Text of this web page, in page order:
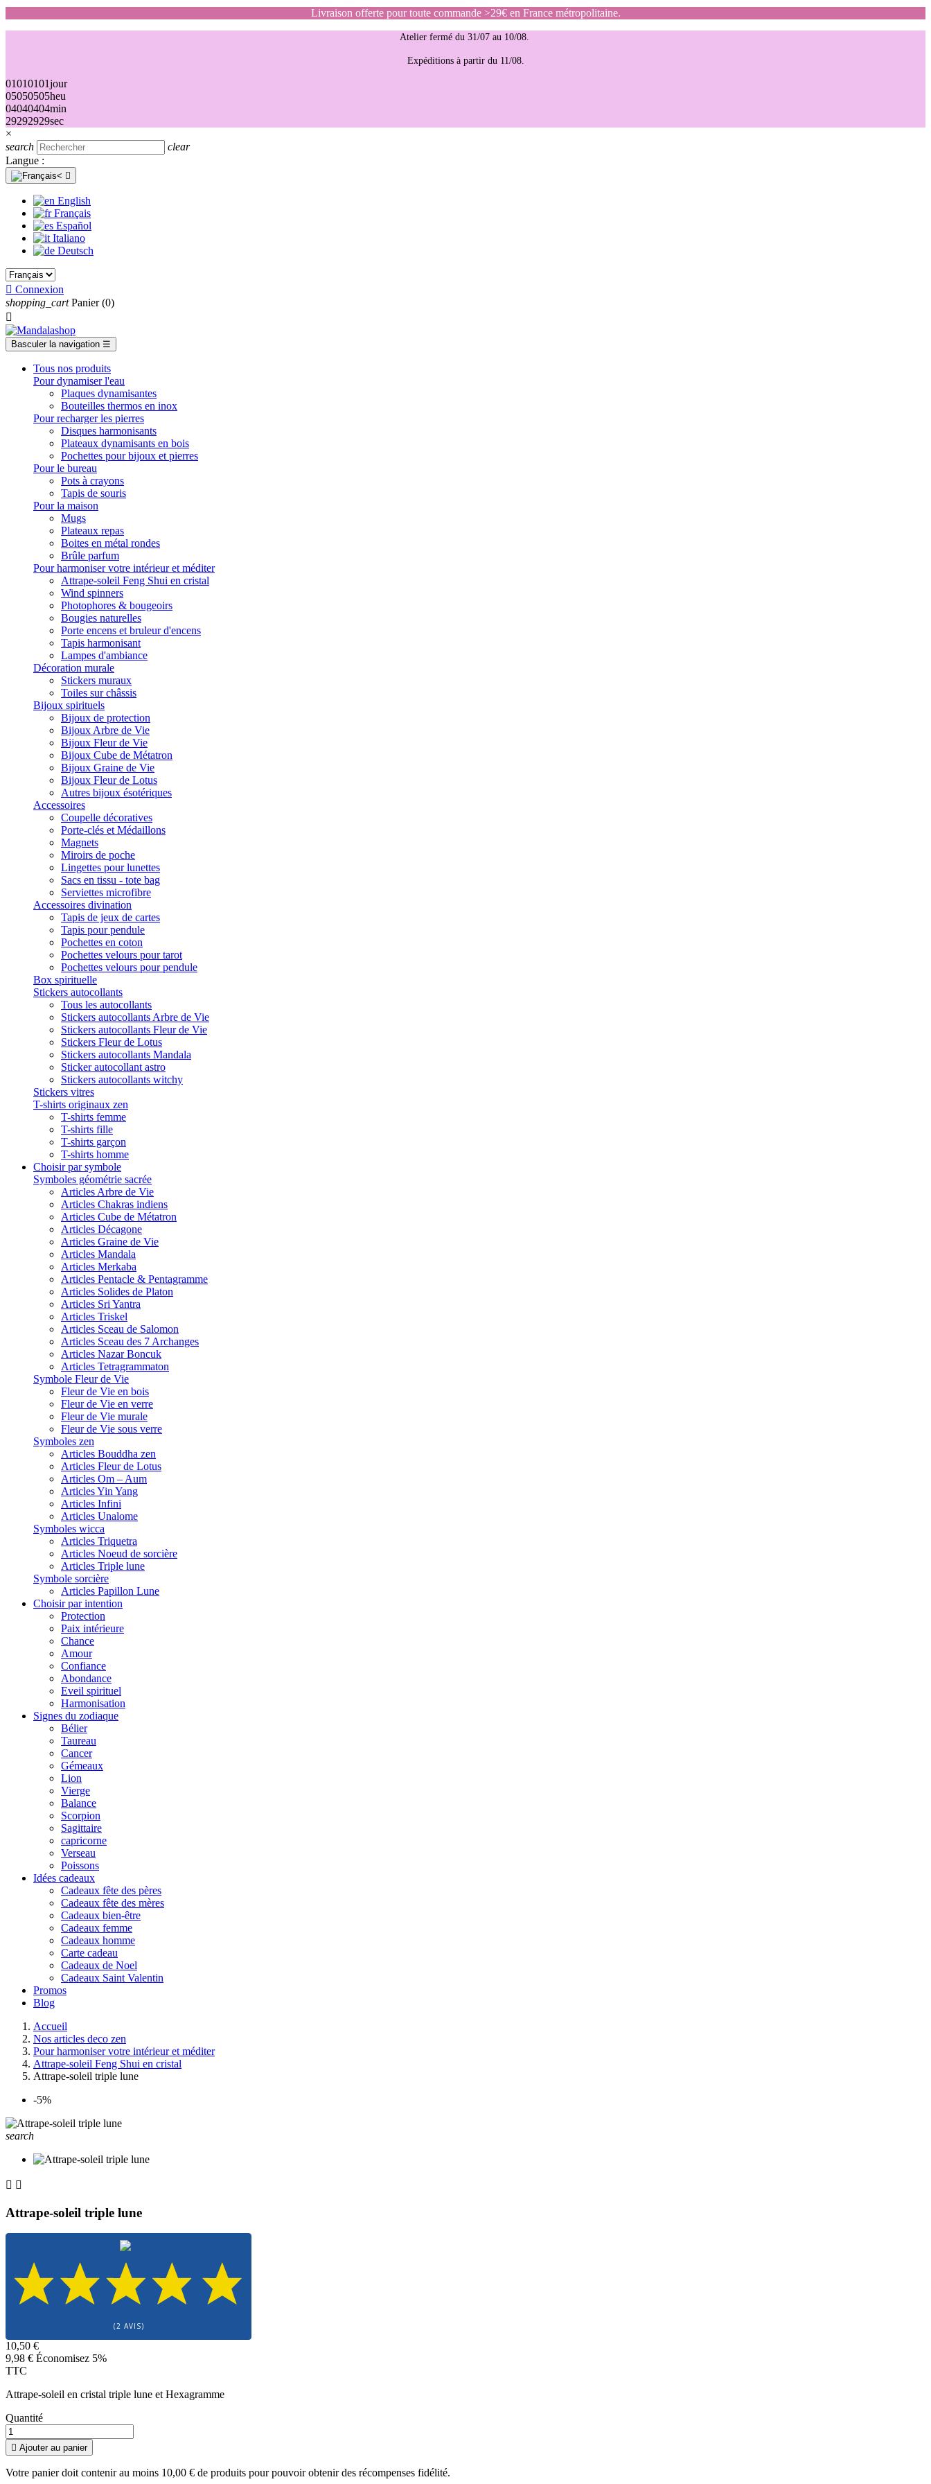
Livraison offerte pour toute commande >29€ en France métropolitaine.
Atelier fermé du 31/07 au 10/08.
Expéditions à partir du 11/08.
01010101jour
05050505heu
04040404min
29292929sec
×
search
clear
Langue :

English
Français
Español
Italiano
Deutsch
 Connexion
shopping_cart Panier (0)

Basculer la navigation ☰
Tous nos produits
Pour dynamiser l'eau
Plaques dynamisantes
Bouteilles thermos en inox
Pour recharger les pierres
Disques harmonisants
Plateaux dynamisants en bois
Pochettes pour bijoux et pierres
Pour le bureau
Pots à crayons
Tapis de souris
Pour la maison
Mugs
Plateaux repas
Boites en métal rondes
Brûle parfum
Pour harmoniser votre intérieur et méditer
Attrape-soleil Feng Shui en cristal
Wind spinners
Photophores & bougeoirs
Bougies naturelles
Porte encens et bruleur d'encens
Tapis harmonisant
Lampes d'ambiance
Décoration murale
Stickers muraux
Toiles sur châssis
Bijoux spirituels
Bijoux de protection
Bijoux Arbre de Vie
Bijoux Fleur de Vie
Bijoux Cube de Métatron
Bijoux Graine de Vie
Bijoux Fleur de Lotus
Autres bijoux ésotériques
Accessoires
Coupelle décoratives
Porte-clés et Médaillons
Magnets
Miroirs de poche
Lingettes pour lunettes
Sacs en tissu - tote bag
Serviettes microfibre
Accessoires divination
Tapis de jeux de cartes
Tapis pour pendule
Pochettes en coton
Pochettes velours pour tarot
Pochettes velours pour pendule
Box spirituelle
Stickers autocollants
Tous les autocollants
Stickers autocollants Arbre de Vie
Stickers autocollants Fleur de Vie
Stickers Fleur de Lotus
Stickers autocollants Mandala
Sticker autocollant astro
Stickers autocollants witchy
Stickers vitres
T-shirts originaux zen
T-shirts femme
T-shirts fille
T-shirts garçon
T-shirts homme
Choisir par symbole
Symboles géométrie sacrée
Articles Arbre de Vie
Articles Chakras indiens
Articles Cube de Métatron
Articles Décagone
Articles Graine de Vie
Articles Mandala
Articles Merkaba
Articles Pentacle & Pentagramme
Articles Solides de Platon
Articles Sri Yantra
Articles Triskel
Articles Sceau de Salomon
Articles Sceau des 7 Archanges
Articles Nazar Boncuk
Articles Tetragrammaton
Symbole Fleur de Vie
Fleur de Vie en bois
Fleur de Vie en verre
Fleur de Vie murale
Fleur de Vie sous verre
Symboles zen
Articles Bouddha zen
Articles Fleur de Lotus
Articles Om – Aum
Articles Yin Yang
Articles Infini
Articles Unalome
Symboles wicca
Articles Triquetra
Articles Noeud de sorcière
Articles Triple lune
Symbole sorcière
Articles Papillon Lune
Choisir par intention
Protection
Paix intérieure
Chance
Amour
Confiance
Abondance
Eveil spirituel
Harmonisation
Signes du zodiaque
Bélier
Taureau
Cancer
Gémeaux
Lion
Vierge
Balance
Scorpion
Sagittaire
capricorne
Verseau
Poissons
Idées cadeaux
Cadeaux fête des pères
Cadeaux fête des mères
Cadeaux bien-être
Cadeaux femme
Cadeaux homme
Carte cadeau
Cadeaux de Noel
Cadeaux Saint Valentin
Promos
Blog
Accueil
Nos articles deco zen
Pour harmoniser votre intérieur et méditer
Attrape-soleil Feng Shui en cristal
Attrape-soleil triple lune
-5%
search
 
Attrape-soleil triple lune
(2 AVIS)
10,50 €
9,98 € Économisez 5%
TTC
Attrape-soleil en cristal triple lune et Hexagramme
Quantité
 Ajouter au panier
Votre panier doit contenir au moins 10,00 € de produits pour pouvoir obtenir des récompenses fidélité.